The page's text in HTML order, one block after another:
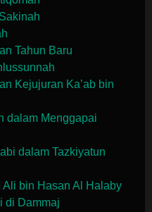
Tahun Baru
Kejujuran Ka’ab bin
dalam Menggapai
dalam Tazkiyatun
bin Hasan Al Halaby
di Dammaj